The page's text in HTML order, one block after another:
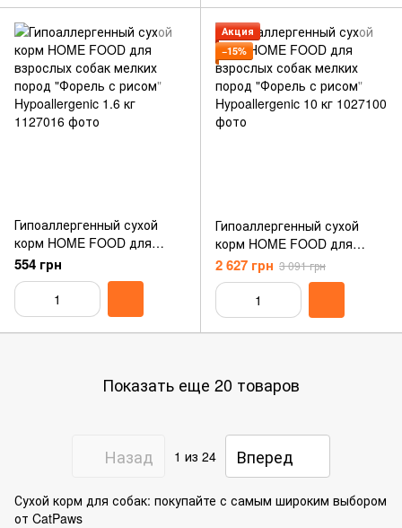
Гипоаллергенный сухой
корм HOME FOOD для
взрослых собак мелких
пород "Форель с рисом"
Hypoallergenic 1.6 кг
554 грн
Акция
−15%
Гипоаллергенный сухой
корм HOME FOOD для
взрослых собак мелких
пород "Форель с рисом"
Hypoallergenic 10 кг
2 627 грн 3 091 грн
Показать еще 20 товаров
Назад 1 из 24 Вперед
Сухой корм для собак: покупайте с самым широким выбором
от CatPaws